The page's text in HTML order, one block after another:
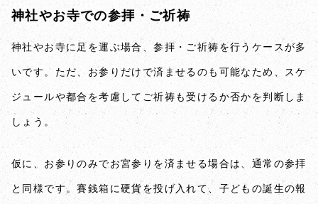
神社やお寺での参拝・ご祈祷
神社やお寺に足を運ぶ場合、参拝・ご祈祷を行うケースが多
いです。ただ、お参りだけで済ませるのも可能なため、スケ
ジュールや都合を考慮してご祈祷も受けるか否かを判断しま
しょう。
仮に、お参りのみでお宮参りを済ませる場合は、通常の参拝
と同様です。賽銭箱に硬貨を投げ入れて、子どもの誕生の報